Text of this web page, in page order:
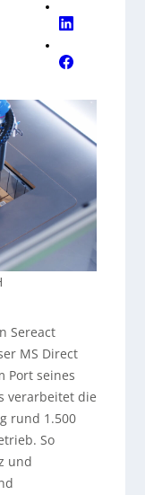
Sereact
MS Direct
Port seines
verarbeitet die
rund 1.500
So
und